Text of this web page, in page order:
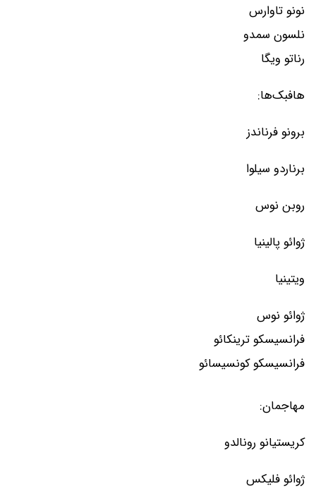
نونو تاوارس
نلسون سمدو
رناتو ویگا
هافبک‌ها:
برونو فرناندز
برناردو سیلوا
روبن نوس
ژوائو پالینیا
ویتینیا
ژوائو نوس
فرانسیسکو ترینکائو
فرانسیسکو کونسیسائو
مهاجمان:
کریستیانو رونالدو
ژوائو فلیکس